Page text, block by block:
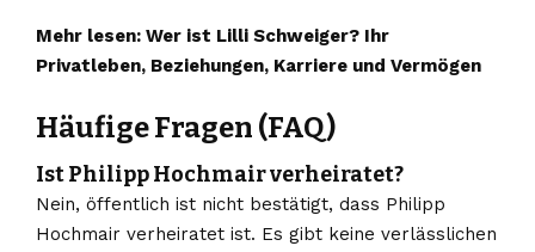
Mehr lesen: Wer ist Lilli Schweiger? Ihr
Privatleben, Beziehungen, Karriere und Vermögen
Häufige Fragen (FAQ)
Ist Philipp Hochmair verheiratet?
Nein, öffentlich ist nicht bestätigt, dass Philipp
Hochmair verheiratet ist. Es gibt keine verlässlichen